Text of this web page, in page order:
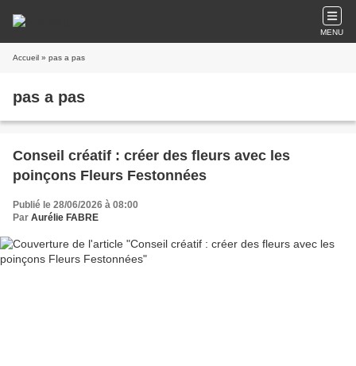
MENU
Accueil » pas a pas
pas a pas
Conseil créatif : créer des fleurs avec les
poinçons Fleurs Festonnées
Publié le 28/06/2026 à 08:00
Par Aurélie FABRE